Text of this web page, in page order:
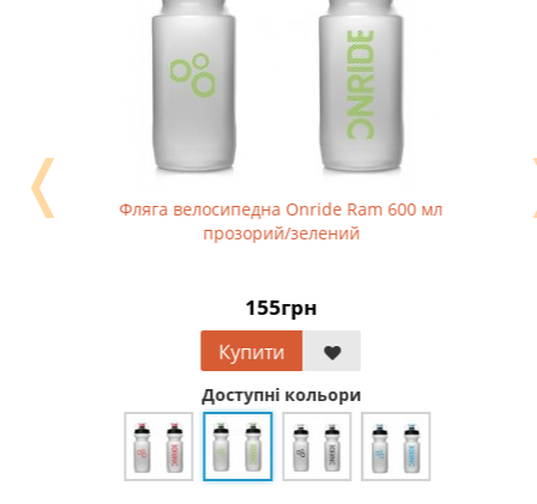
Фляга велосипедна Onride Ram 600 мл
прозорий/зелений
155грн
Купити
Доступні кольори
❬